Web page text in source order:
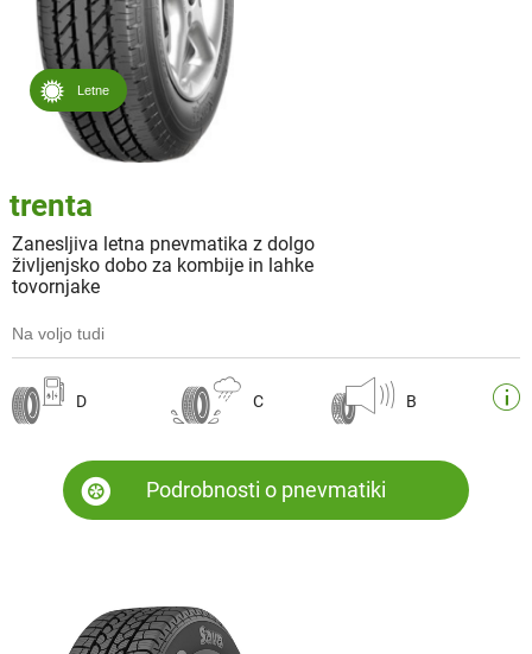
Letne
trenta
Zanesljiva letna pnevmatika z dolgo
življenjsko dobo za kombije in lahke
tovornjake
Na voljo tudi
D C B
Podrobnosti o pnevmatiki